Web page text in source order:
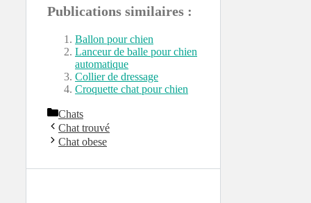
Publications similaires :
Ballon pour chien
Lanceur de balle pour chien
automatique
Collier de dressage
Croquette chat pour chien
Catégories
Chats
Chat trouvé
Chat obese